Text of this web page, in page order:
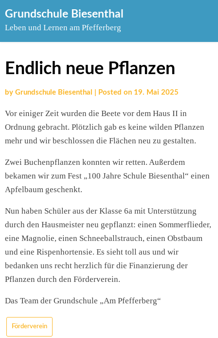
to
Grundschule Biesenthal
Leben und Lernen am Pfefferberg
Endlich neue Pflanzen
by Grundschule Biesenthal Posted on 19. Mai 2025
Vor einiger Zeit wurden die Beete vor dem Haus II in
Ordnung gebracht. Plötzlich gab es keine wilden Pflanzen
mehr und wir beschlossen die Flächen neu zu gestalten.
Zwei Buchenpflanzen konnten wir retten. Außerdem
bekamen wir zum Fest „100 Jahre Schule Biesenthal“ einen
Apfelbaum geschenkt.
Nun haben Schüler aus der Klasse 6a mit Unterstützung
durch den Hausmeister neu gepflanzt: einen Sommerflieder,
eine Magnolie, einen Schneeballstrauch, einen Obstbaum
und eine Rispenhortensie. Es sieht toll aus und wir
bedanken uns recht herzlich für die Finanzierung der
Pflanzen durch den Förderverein.
Das Team der Grundschule „Am Pfefferberg“
Förderverein